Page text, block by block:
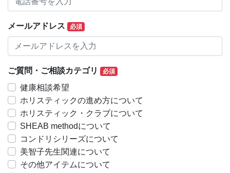
メールアドレス 必須
ご質問・ご相談カテゴリ 必須
健康相談希望
ホリスティックの進め方について
ホリスティック・クラブについて
SHEAB methodについて
コンドリシリーズについて
美智子先生関連について
その他アイテムについて